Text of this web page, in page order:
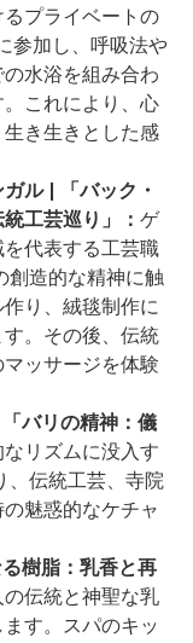
プライベートの
参加し、呼吸法や
水浴を組み合わ
これにより、心
き生きとした感
ル | 「バック・
工芸巡り」： ゲ
代表する工芸職
創造的な精神に触
り、絨毯制作に
。その後、伝統
ッサージを体験
バリの精神：儀
リズムに没入す
、伝統工芸、寺院
魅惑的なケチャ
樹脂：乳香と再
伝統と神聖な乳
す。スパのキッ